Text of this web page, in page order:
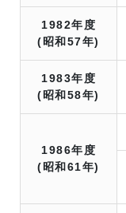
1982年度
(昭和57年)
1983年度
(昭和58年)
1986年度
(昭和61年)